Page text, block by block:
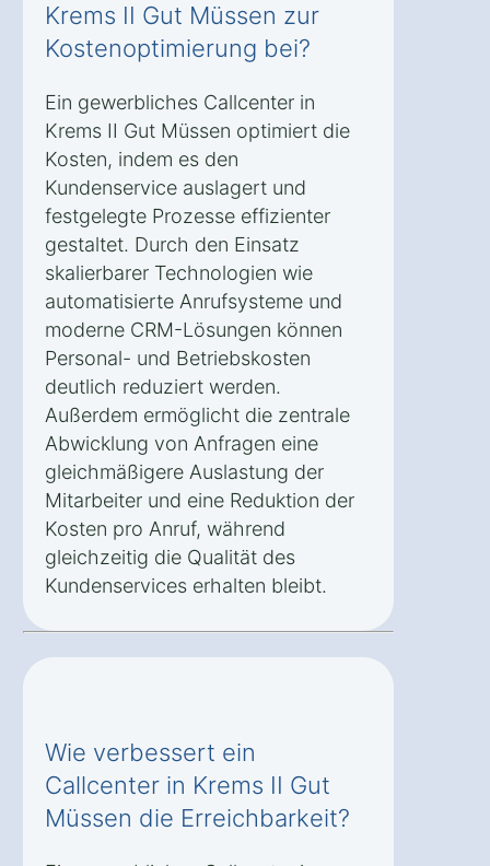
Krems II Gut Müssen zur
Kostenoptimierung bei?
Ein gewerbliches Callcenter in
Krems II Gut Müssen optimiert die
Kosten, indem es den
Kundenservice auslagert und
festgelegte Prozesse effizienter
gestaltet. Durch den Einsatz
skalierbarer Technologien wie
automatisierte Anrufsysteme und
moderne CRM-Lösungen können
Personal- und Betriebskosten
deutlich reduziert werden.
Außerdem ermöglicht die zentrale
Abwicklung von Anfragen eine
gleichmäßigere Auslastung der
Mitarbeiter und eine Reduktion der
Kosten pro Anruf, während
gleichzeitig die Qualität des
Kundenservices erhalten bleibt.
Wie verbessert ein
Callcenter in Krems II Gut
Müssen die Erreichbarkeit?